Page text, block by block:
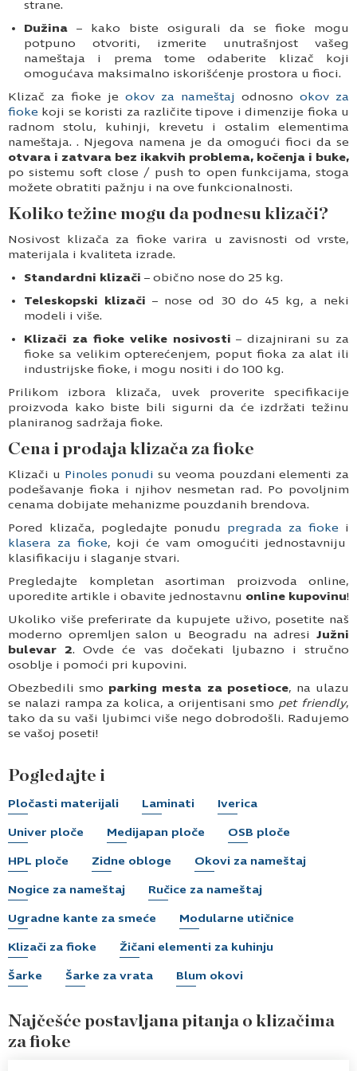
strane.
Dužina – kako biste osigurali da se fioke mogu
potpuno otvoriti, izmerite unutrašnjost vašeg
nameštaja i prema tome odaberite klizač koji
omogućava maksimalno iskorišćenje prostora u fioci.
Klizač za fioke je okov za nameštaj odnosno okov za
fioke koji se koristi za različite tipove i dimenzije fioka u
radnom stolu, kuhinji, krevetu i ostalim elementima
nameštaja. . Njegova namena je da omogući fioci da se
otvara i zatvara bez ikakvih problema, kočenja i buke,
po sistemu soft close / push to open funkcijama, stoga
možete obratiti pažnju i na ove funkcionalnosti.
Koliko težine mogu da podnesu klizači?
Nosivost klizača za fioke varira u zavisnosti od vrste,
materijala i kvaliteta izrade.
Standardni klizači – obično nose do 25 kg.
Teleskopski klizači – nose od 30 do 45 kg, a neki
modeli i više.
Klizači za fioke velike nosivosti – dizajnirani su za
fioke sa velikim opterećenjem, poput fioka za alat ili
industrijske fioke, i mogu nositi i do 100 kg.
Prilikom izbora klizača, uvek proverite specifikacije
proizvoda kako biste bili sigurni da će izdržati težinu
planiranog sadržaja fioke.
Cena i prodaja klizača za fioke
Klizači u Pinoles ponudi su veoma pouzdani elementi za
podešavanje fioka i njihov nesmetan rad. Po povoljnim
cenama dobijate mehanizme pouzdanih brendova.
Pored klizača, pogledajte ponudu
pregrada za fioke i
klasera za fioke, koji će vam omogućiti jednostavniju
klasifikaciju i slaganje stvari.
Pregledajte kompletan asortiman proizvoda online,
uporedite artikle i obavite jednostavnu online kupovinu!
Ukoliko više preferirate da kupujete uživo, posetite naš
moderno opremljen salon u Beogradu na adresi Južni
bulevar 2. Ovde će vas dočekati ljubazno i stručno
osoblje i pomoći pri kupovini.
Obezbedili smo parking mesta za posetioce, na ulazu
se nalazi rampa za kolica, a orijentisani smo pet friendly,
tako da su vaši ljubimci više nego dobrodošli. Radujemo
se vašoj poseti!
Pogledajte i
Pločasti materijali Laminati Iverica
Univer ploče Medijapan ploče OSB ploče
HPL ploče Zidne obloge Okovi za nameštaj
Nogice za nameštaj Ručice za nameštaj
Ugradne kante za smeće Modularne utičnice
Klizači za fioke Žičani elementi za kuhinju
Šarke Šarke za vrata Blum okovi
Najčešće postavljana pitanja o klizačima
za fioke